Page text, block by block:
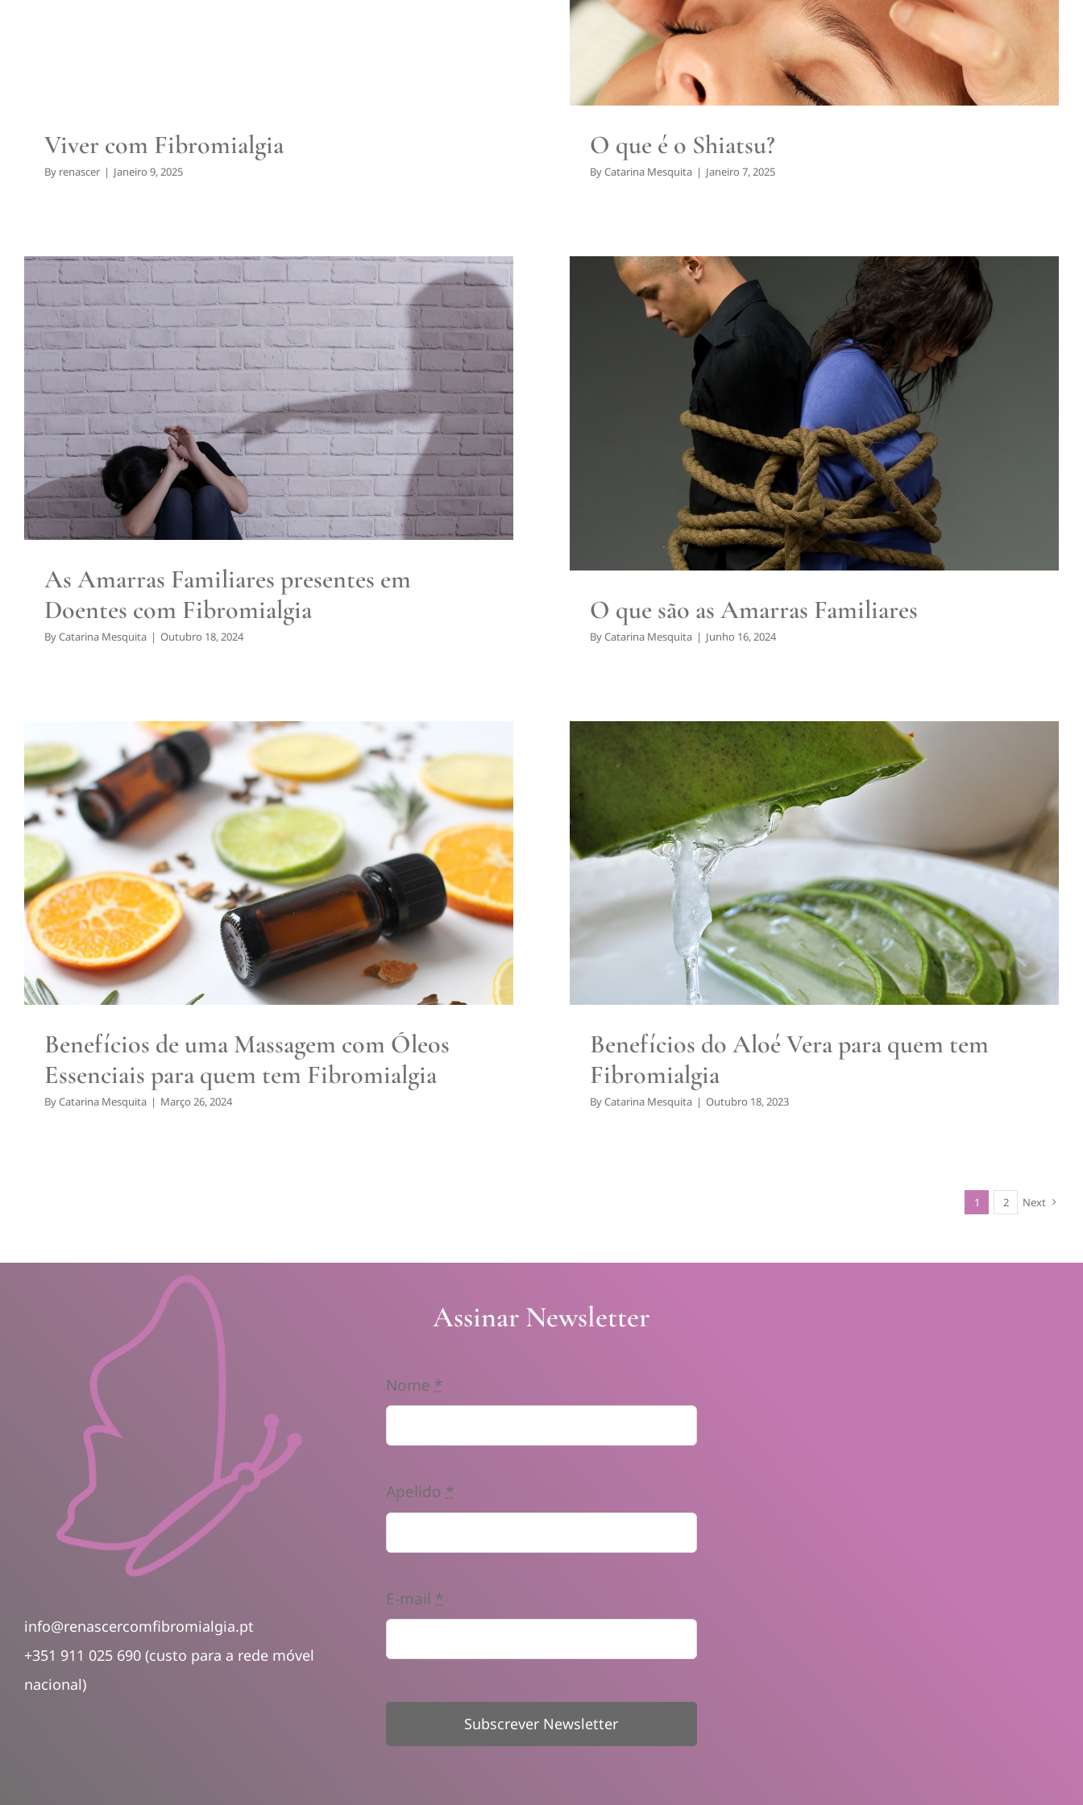
Viver com Fibromialgia
By renascer | Janeiro 9, 2025
Fibromialgia
O que é o Shiatsu?
ByCatarina Mesquita | Janeiro 7, 2025
As Amarras Familiares presentes em Doentes
com Fibromialgia
Fibromialgia
As Amarras Familiares presentes em
Doentes com Fibromialgia
ByCatarina Mesquita | Outubro 18, 2024
O que são as Amarras Familiares
Fibromialgia
O que são as Amarras Familiares
ByCatarina Mesquita | Junho 16, 2024
Benefícios de uma Massagem com Óleos
Essenciais para quem tem Fibromialgia
Fibromialgia
Benefícios de uma Massagem com Óleos
Essenciais para quem tem Fibromialgia
ByCatarina Mesquita | Março 26, 2024
Benefícios do Aloé Vera para quem tem
Fibromialgia
Fibromialgia
Benefícios do Aloé Vera para quem tem
Fibromialgia
ByCatarina Mesquita | Outubro 18, 2023
1 2 Next
info@renascercomfibromialgia.pt
+351 911 025 690 (custo para a rede móvel
nacional)
Assinar Newsletter
Nome *
Apelido*
E-mail *
Subscrever Newsletter